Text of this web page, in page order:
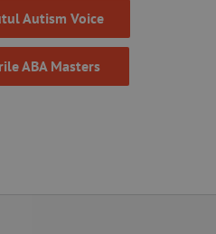
Autism Voice
ABA Masters